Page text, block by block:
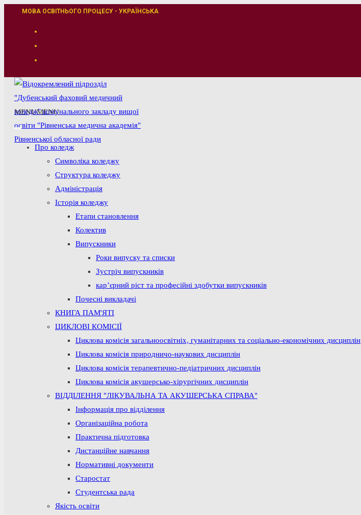
ПерейтиМОВА ОСВІТНЬОГО ПРОЦЕСУ - УКРАЇНСЬКА
MENUMENU
Про коледж
Символіка коледжу
Структура коледжу
Адміністрація
Історія коледжу
Етапи становлення
Колектив
Випускники
Роки випуску та списки
Зустріч випускників
кар’єрний ріст та професійні здобутки випускників
Почесні викладачі
КНИГА ПАМ'ЯТІ
ЦИКЛОВІ КОМІСІЇ
Циклова комісія загальноосвітніх, гуманітарних та соціально-економічних дисциплін
Циклова комісія природничо-наукових дисциплін
Циклова комісія терапевтично-педіатричних дисциплін
Циклова комісія акушерсько-хірургічних дисциплін
ВІДДІЛЕННЯ "ЛІКУВАЛЬНА ТА АКУШЕРСЬКА СПРАВА"
Інформація про відділення
Організаційна робота
Практична підготовка
Дистанційне навчання
Нормативні документи
Старостат
Студентська рада
Якість освіти